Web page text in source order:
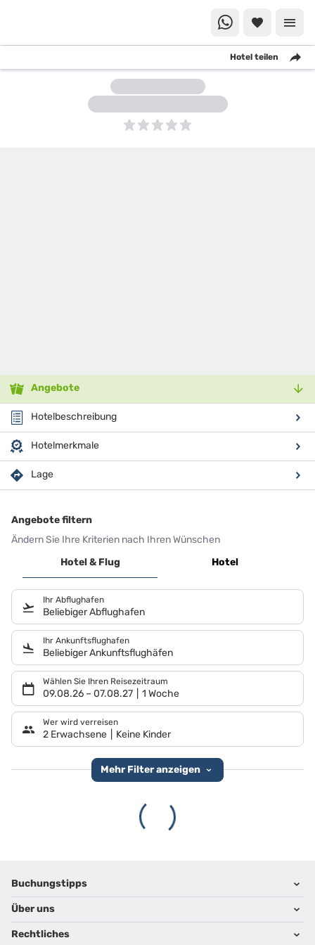
Hotel teilen
5
Angebote
Hotelbeschreibung
Hotelmerkmale
Lage
Angebote filtern
Ändern Sie Ihre Kriterien nach Ihren Wünschen
Hotel & Flug
Hotel
Ihr Abflughafen
Beliebiger Abflughafen
Ihr Ankunftsflughafen
Beliebiger Ankunftsflughäfen
Wählen Sie Ihren Reisezeitraum
09.08.26–07.08.27 1 Woche
Wer wird verreisen
2 Erwachsene Keine Kinder
Mehr Filter anzeigen
Footer navigation
Buchungstipps
Warum im Reisebüro buchen
Hoteltipps
Über uns
Kontakt
Rechtliches